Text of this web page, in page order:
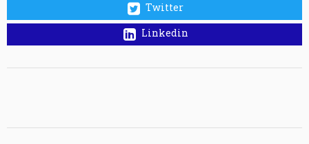
Twitter
Linkedin